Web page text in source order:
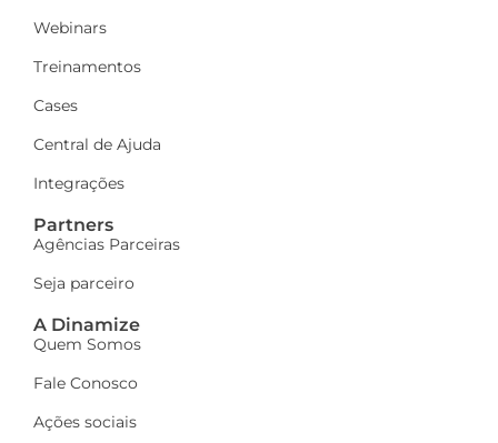
Webinars
Treinamentos
Cases
Central de Ajuda
Integrações
Partners
Agências Parceiras
Seja parceiro
A Dinamize
Quem Somos
Fale Conosco
Ações sociais